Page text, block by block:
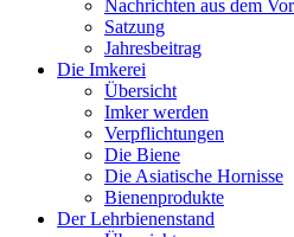
Nachrichten aus dem
Satzung
Jahresbeitrag
Die Imkerei
Übersicht
Imker werden
Verpflichtungen
Die Biene
Die Asiatische Hornisse
Bienenprodukte
Der Lehrbienenstand